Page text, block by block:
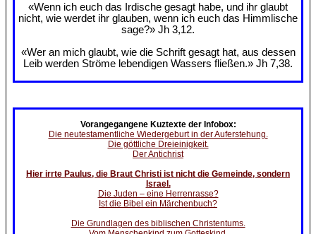
«Wenn ich euch das Irdische gesagt habe, und ihr glaubt
nicht, wie werdet ihr glauben, wenn ich euch das Himmlische
sage?» Jh 3,12.
«Wer an mich glaubt, wie die Schrift gesagt hat, aus dessen
Leib werden Ströme lebendigen Wassers fließen.» Jh 7,38.
Vorangegangene Kuztexte der Infobox:
Die neutestamentliche Wiedergeburt in der Auferstehung.
Die göttliche Dreieinigkeit.
Der Antichrist
Hier irrte Paulus, die Braut Christi ist nicht die Gemeinde, sondern
Israel.
Die Juden – eine Herrenrasse?
Ist die Bibel ein Märchenbuch?
Die Grundlagen des biblischen Christentums.